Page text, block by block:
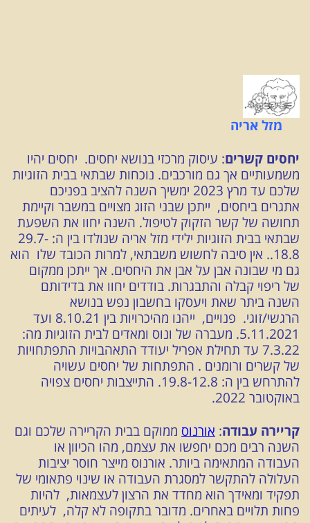
מזל אריה
יחסים קשרים: עיסוק מרכזי בנושא יחסים. יחסים יהיו
משמעותיים אך גם מורכבים. נוכחות שבתאי בבית הזוגיות
שלכם עד מרץ 2023 ימשיך השנה להציב בפניכם
אתגרים ביחסים, ייתכן שבני הזוג מצויים במשבר וקיימת
תחושה של קשר הזקוק לטיפול. השנה יחוו את השפעת
שבתאי בבית הזוגיות ילידי מזל אריה שנולדו בין ה: 29.7-
18.8.. אין סיבה לחשוש משבתאי, למרות הכובד שלו הוא
גם מי שבונה אבן על אבן את היחסים. אך ייתכן ממקום
של ריפוי קבלה והתבגרות. בודדים יחוו את בדידותם
השנה ביתר שאת ויעסקו בחשבון נפש בנושא
הרגשי/זוגי. פנויים, ייהנו מהיכרויות בין 8.10.21 ועד
5.11.2021. מעברה של ונוס ומאדים לבית הזוגיות מה:
7.3.22 עד תחילת אפריל יעודד התאהבויות התפתחויות
של קשרים ורומנים . התפתחות של יחסים עשויה
להתרחש בין ה: 19.8-12.8. התייצבות יחסים צפויה
באוקטובר 2022.
קריירה עבודה: אורנוס ממוקם בבית הקריירה שלכם וגם
השנה רבים מכם יחפשו את עצמם, מהו הכיוון או
העבודה המתאימה ביותר. אורנוס מייצר חוסר יציבות
העלולה להתקשר למסגרת העבודה או שינוי פתאומי של
תפקיד ומאידך הוא מחדד את הרצון לעצמאות, להיות
פחות תלויים באחרים. מדובר בתקופה לא קלה, לעיתים